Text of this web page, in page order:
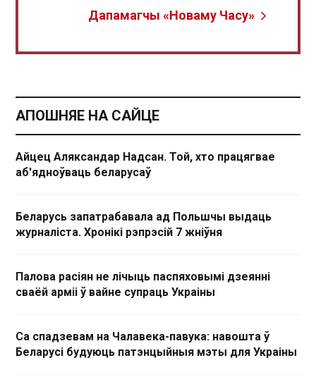
Дапамагчы «Новаму Часу»
АПОШНЯЕ НА САЙЦЕ
Айцец Аляксандар Надсан. Той, хто працягвае
аб'ядноўваць беларусаў
Беларусь запатрабавала ад Польшчы выдаць
журналіста. Хронікі рэпрэсій 7 жніўня
Палова расіян не лічыць паспяховымі дзеянні
сваёй арміі ў вайне супраць Украіны
Са спадзевам на Чалавека-павука: навошта ў
Беларусі будуюць патэнцыйныя мэты для Украіны